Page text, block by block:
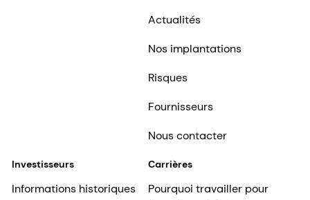
Actualités
Nos implantations
Risques
Fournisseurs
Nous contacter
Investisseurs
Informations historiques
Carrières
Pourquoi travailler pour